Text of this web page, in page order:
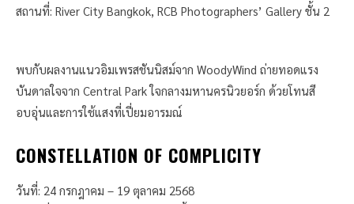
สถานที่: River City Bangkok, RCB Photographers’ Gallery ชั้น 2
พบกับผลงานแนวอิมเพรสชันนิสม์จาก WoodyWind ถ่ายทอดแรง
บันดาลใจจาก Central Park ใจกลางมหานครนิวยอร์ก ด้วยโทนสี
อบอุ่นและการใช้แสงที่เปี่ยมอารมณ์
CONSTELLATION OF COMPLICITY
วันที่: 24 กรกฎาคม – 19 ตุลาคม 2568